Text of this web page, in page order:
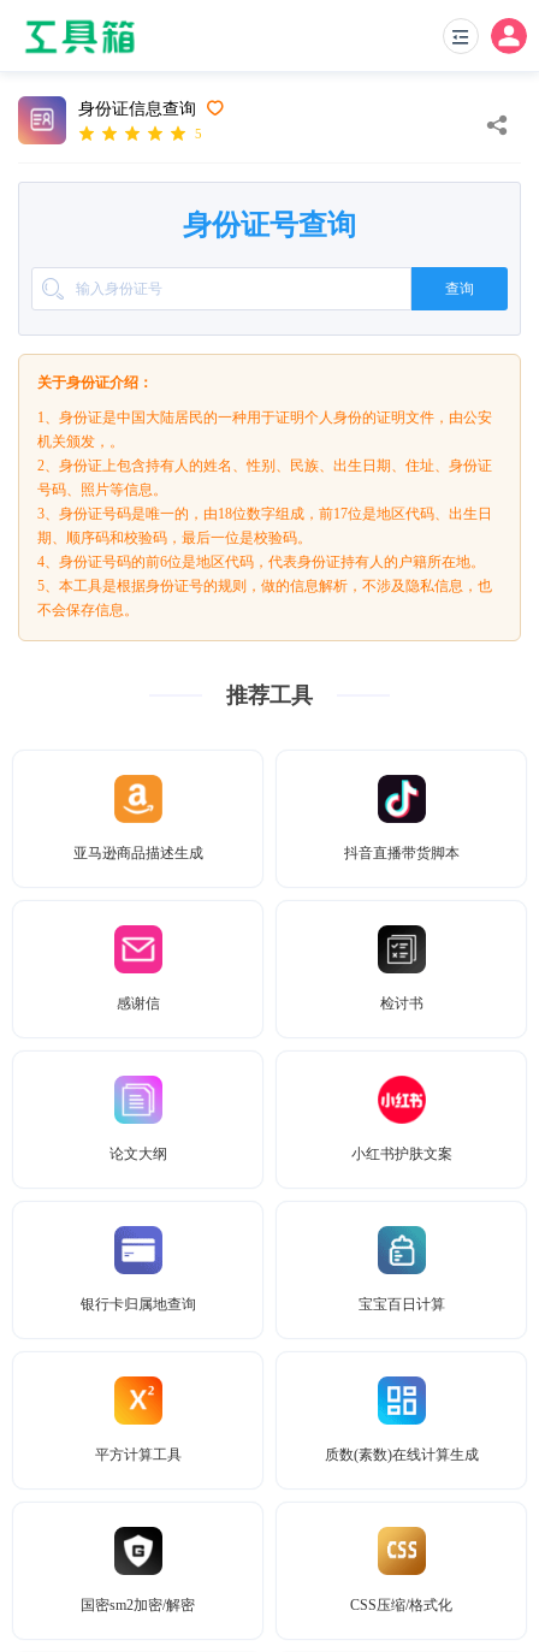
身份证信息查询
5
身份证号查询
查询
关于身份证介绍：
1、身份证是中国大陆居民的一种用于证明个人身份的证明文件，由公安
机关颁发，。
2、身份证上包含持有人的姓名、性别、民族、出生日期、住址、身份证
号码、照片等信息。
3、身份证号码是唯一的，由18位数字组成，前17位是地区代码、出生日
期、顺序码和校验码，最后一位是校验码。
4、身份证号码的前6位是地区代码，代表身份证持有人的户籍所在地。
5、本工具是根据身份证号的规则，做的信息解析，不涉及隐私信息，也
不会保存信息。
推荐工具
亚马逊商品描述生成 抖音直播带货脚本
感谢信 检讨书
论文大纲 小红书护肤文案
银行卡归属地查询 宝宝百日计算
平方计算工具 质数(素数)在线计算生成
国密sm2加密/解密 CSS压缩/格式化